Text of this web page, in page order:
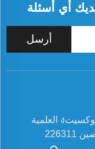
أي أسئلة
أرسل
Add: #19 طريق زهوسونغ، حديقة سوكسيتง العلمية